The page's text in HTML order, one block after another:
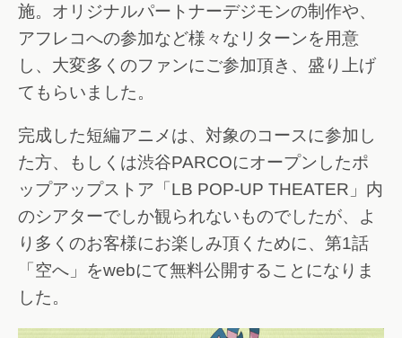
施。オリジナルパートナーデジモンの制作や、
アフレコへの参加など様々なリターンを用意
し、大変多くのファンにご参加頂き、盛り上げ
てもらいました。
完成した短編アニメは、対象のコースに参加し
た方、もしくは渋谷PARCOにオープンしたポ
ップアップストア「LB POP-UP THEATER」内
のシアターでしか観られないものでしたが、よ
り多くのお客様にお楽しみ頂くために、第1話
「空へ」をwebにて無料公開することになりま
した。